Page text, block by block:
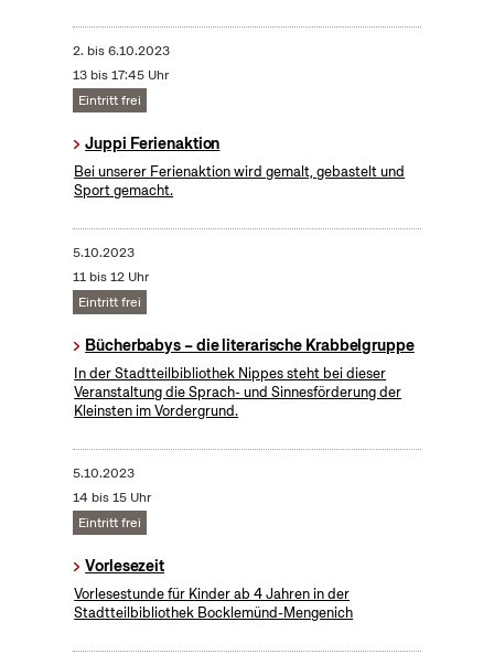
2. bis6.10.2023
13 bis 17:45 Uhr
Eintritt frei
Juppi Ferienaktion
Bei unserer Ferienaktion wird gemalt, gebastelt und
Sport gemacht.
5.10.2023
11 bis 12 Uhr
Eintritt frei
Bücherbabys – die literarische Krabbelgruppe
In der Stadtteilbibliothek Nippes steht bei dieser
Veranstaltung die Sprach- und Sinnesförderung der
Kleinsten im Vordergrund.
5.10.2023
14 bis 15 Uhr
Eintritt frei
Vorlesezeit
Vorlesestunde für Kinder ab 4 Jahren in der
Stadtteilbibliothek Bocklemünd-Mengenich